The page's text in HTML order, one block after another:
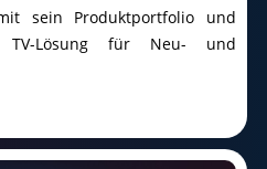
sein Produktportfolio und
Lösung für Neu- und